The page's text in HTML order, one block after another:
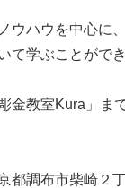
ウハウを中心に
て学ぶことができ
金教室Kura」ま
都調布市柴崎２